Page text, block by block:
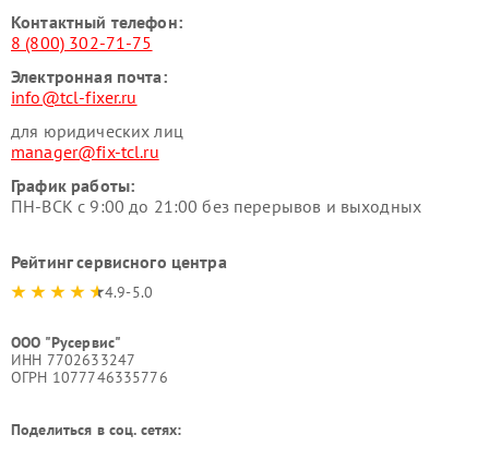
Контактный телефон:
8 (800) 302-71-75
Электронная почта:
info@tcl-fixer.ru
для юридических лиц
manager@fix-tcl.ru
График работы:
ПН-ВСК с 9:00 до 21:00 без перерывов и выходных
Рейтинг сервисного центра
4.9-5.0
ООО "Русервис"
ИНН 7702633247
ОГРН 1077746335776
Поделиться в соц. сетях: